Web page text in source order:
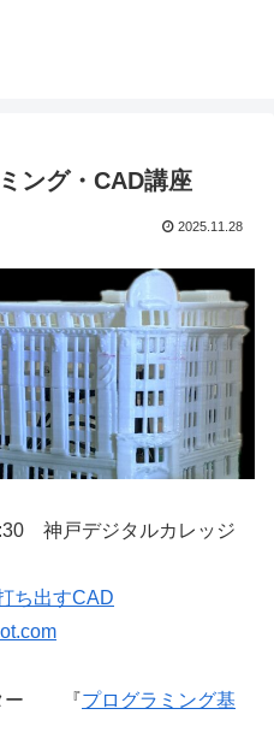
ング・CAD講座
2025.11.28
神戸デジタルカレッジ
ち出すCAD
ー 『プログラミング基